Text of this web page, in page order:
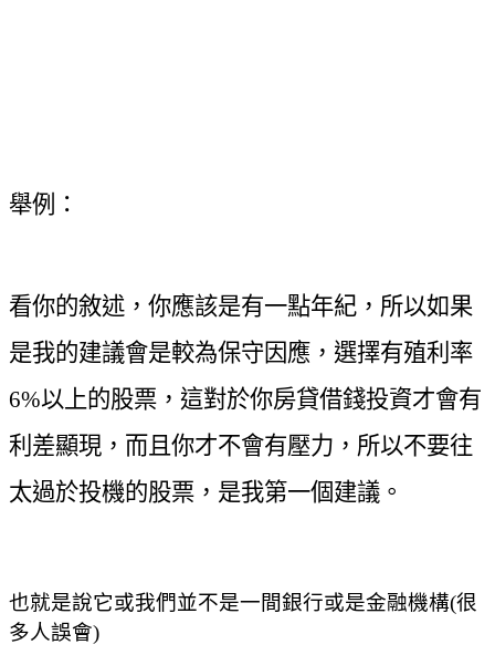
舉例：
看你的敘述，你應該是有一點年紀，所以如果
是我的建議會是較為保守因應，選擇有殖利率
6%以上的股票，這對於你房貸借錢投資才會有
利差顯現，而且你才不會有壓力，所以不要往
太過於投機的股票，是我第一個建議。
也就是說它或我們並不是一間銀行或是金融機構(很
多人誤會)